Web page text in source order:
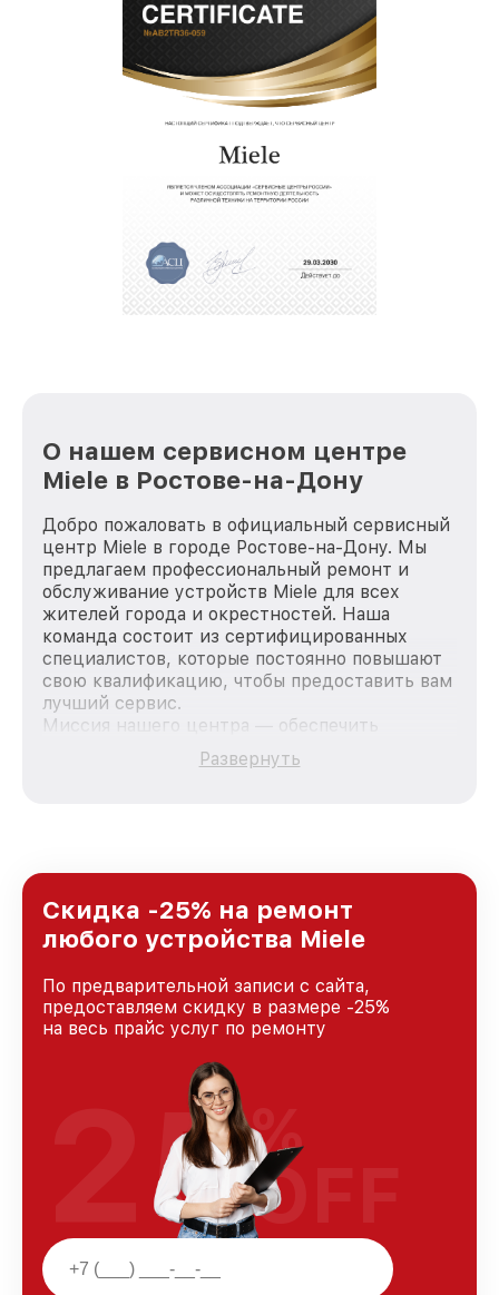
О нашем сервисном центре
Miele в Ростове-на-Дону
Добро пожаловать в официальный сервисный
центр Miele в городе Ростове-на-Дону. Мы
предлагаем профессиональный ремонт и
обслуживание устройств Miele для всех
жителей города и окрестностей. Наша
команда состоит из сертифицированных
специалистов, которые постоянно повышают
свою квалификацию, чтобы предоставить вам
лучший сервис.
Миссия нашего центра — обеспечить
качественный и доступный ремонт для
каждого пользователя продукции Miele, вне
Ростове-на-Дону, постоянно повышая уровень
доверия и лояльности наших клиентов.
Развернуть
Скидка -25% на ремонт
любого устройства Miele
По предварительной записи с сайта,
предоставляем скидку в размере -25%
на весь прайс услуг по ремонту
25%
OFF